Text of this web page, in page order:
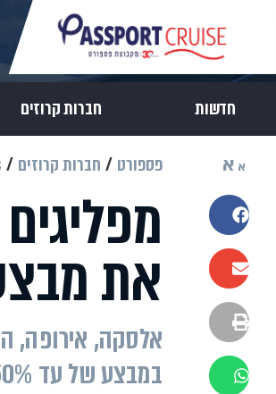
חדשות חברות קרוזים
א א
שתפו בפייסבוק
שתפו במייל
הדפסה
שתפו בוואטסאפ
פספורט חברות קרוזים
את
במבצע של עד 50% הנחה על הפלגות יוקרה בשנים 2025–2026. כל הפרטים